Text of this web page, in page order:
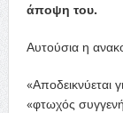
άποψη του.
Αυτούσια η
«Αποδεικνύεται
«φτωχός